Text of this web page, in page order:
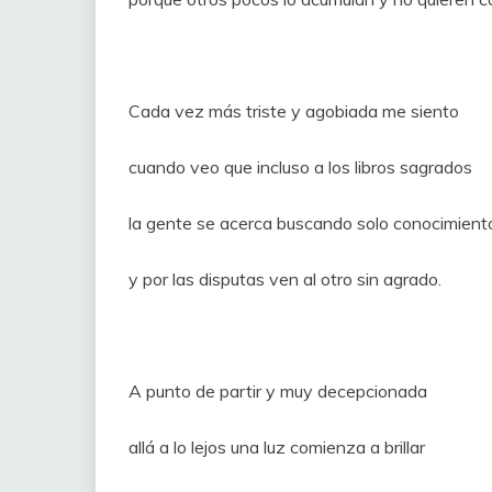
Cada vez más triste y agobiada me siento
cuando veo que incluso a los libros sagrados
la gente se acerca buscando solo
y por las disputas ven al otro sin agrado.
A punto de partir y muy decepcionada
allá a lo lejos una luz comienza a brillar